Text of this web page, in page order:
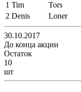
1 Tim
Tors
2 Denis Loner
30.10.2017
До конца акции
Остаток
10
шт